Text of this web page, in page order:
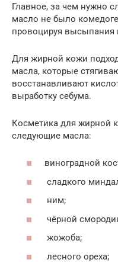
Главное, за чем нужно
масло не было
провоцируя высыпания
Для жирной кожи
масла, которые
восстанавливают
выработку себума.
Косметика для жирной
следующие масла:
виноградной
сладкого
ним;
чёрной
жожоба;
лесного ореха;